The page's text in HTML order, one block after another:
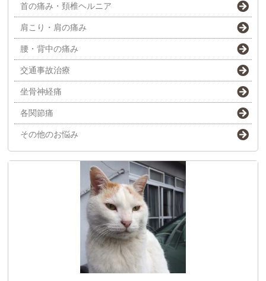
首の痛み・頚椎ヘルニア
肩こり・肩の痛み
腰・背中の痛み
交通事故治療
坐骨神経痛
各関節痛
その他のお悩み